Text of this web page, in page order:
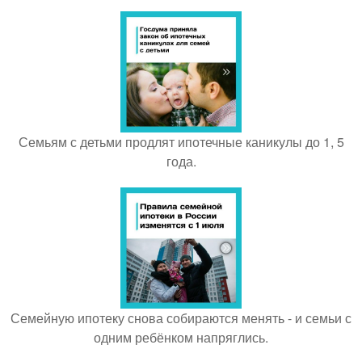
Семьям с детьми продлят ипотечные каникулы до 1, 5
года.
Семейную ипотеку снова собираются менять - и семьи с
одним ребёнком напряглись.